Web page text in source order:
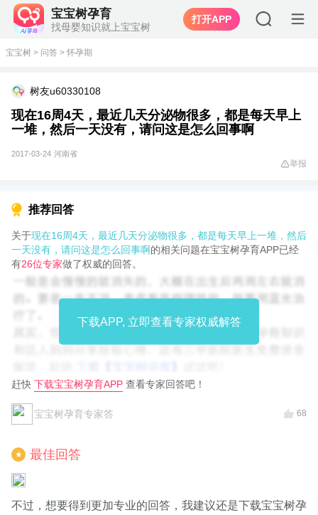
宝宝树孕育
找母婴知识就上宝宝树
打开APP
宝宝树 > 问答 > 怀孕期
树友u60330108
现在16周4天，最近几天分泌物很多，都是每天早上
一堆，然后一天没有，请问这是怎么回事啊
2017-03-24 河南省
举报
推荐回答
关于现在16周4天，最近几天分泌物很多，都是每天早上一堆，然后
一天没有，请问这是怎么回事啊的相关问题在宝宝树孕育APP已经
有26位专家做了权威的回答。
下载APP, 立即查看专家权威解答
赶快 下载宝宝树孕育APP 查看专家回答吧！
宝宝树孕育专家答 68
★ 最佳回答
不过，想要得到更加专业的回答，我建议还是下载宝宝树孕